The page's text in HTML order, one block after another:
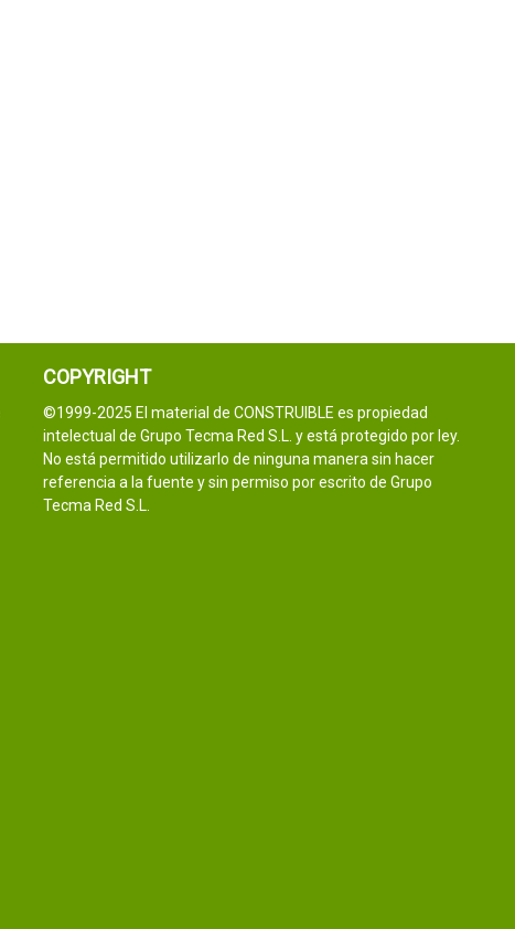
COPYRIGHT
©1999-2025 El material de CONSTRUIBLE es propiedad
intelectual de Grupo Tecma Red S.L. y está protegido por ley.
No está permitido utilizarlo de ninguna manera sin hacer
referencia a la fuente y sin permiso por escrito de Grupo
Tecma Red S.L.